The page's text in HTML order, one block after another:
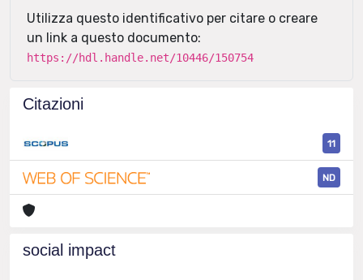
Utilizza questo identificativo per citare o creare
un link a questo documento:
https://hdl.handle.net/10446/150754
Citazioni
11
ND
social impact